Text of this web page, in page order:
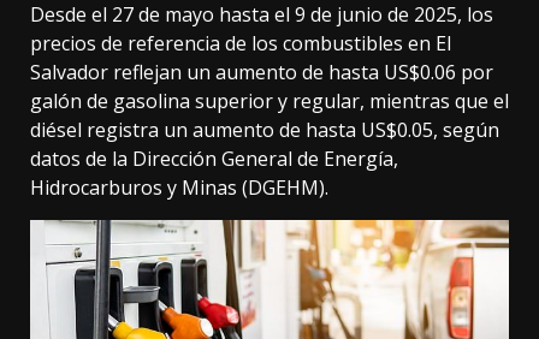
Desde el 27 de mayo hasta el 9 de junio de 2025, los
precios de referencia de los combustibles en El
Salvador reflejan un aumento de hasta US$0.06 por
galón de gasolina superior y regular, mientras que el
diésel registra un aumento de hasta US$0.05, según
datos de la Dirección General de Energía,
Hidrocarburos y Minas (DGEHM).